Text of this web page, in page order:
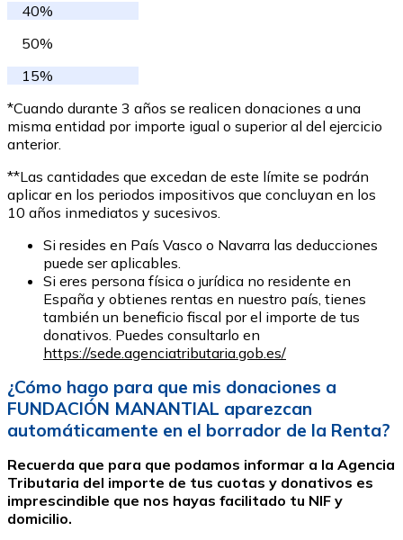
40%
50%
15%
*Cuando durante 3 años se realicen donaciones a una
misma entidad por importe igual o superior al del ejercicio
anterior.
**Las cantidades que excedan de este límite se podrán
aplicar en los periodos impositivos que concluyan en los
10 años inmediatos y sucesivos.
Si resides en País Vasco o Navarra las deducciones
puede ser aplicables.
Si eres persona física o jurídica no residente en
España y obtienes rentas en nuestro país, tienes
también un beneficio fiscal por el importe de tus
donativos. Puedes consultarlo en
https://sede.agenciatributaria.gob.es/
¿Cómo hago para que mis donaciones a
FUNDACIÓN MANANTIAL aparezcan
automáticamente en el borrador de la Renta?
Recuerda que para que podamos informar a la Agencia
Tributaria del importe de tus cuotas y donativos es
imprescindible que nos hayas facilitado tu NIF y
domicilio.